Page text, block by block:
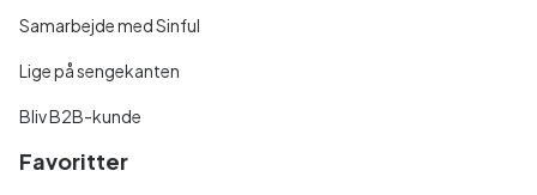
Samarbejde med Sinful
Lige på sengekanten
Bliv B2B-kunde
Favoritter